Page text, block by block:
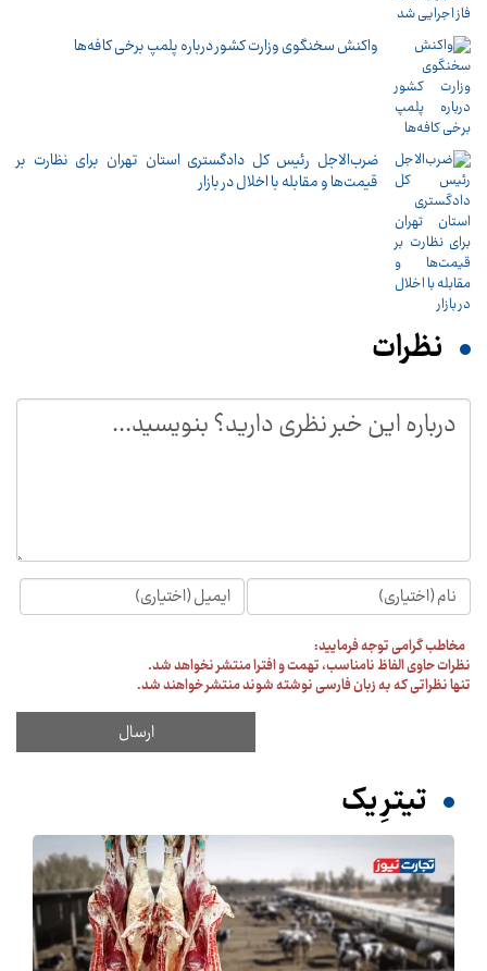
واکنش سخنگوی وزارت کشور درباره پلمپ برخی کافه‌ها
ضرب‌الاجل رئیس کل دادگستری استان تهران برای نظارت بر
قیمت‌ها و مقابله با اخلال در بازار
نظرات
مخاطب گرامی توجه فرمایید:
نظرات حاوی الفاظ نامناسب، تهمت و افترا منتشر نخواهد شد.
تنها نظراتی که به زبان فارسی نوشته شوند منتشر خواهند شد.
تیترِ یک